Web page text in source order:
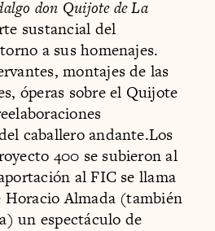
don Quijote de La
sustancial del
a sus homenajes.
montajes de las
óperas sobre el Quijote
caballero andante.Los
400 se subieron al
al FIC se llama
Horacio Almada (también
un espectáculo de